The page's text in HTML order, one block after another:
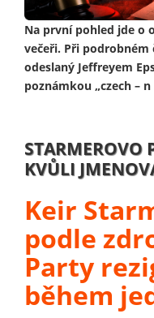
Na první pohled jde o
večeři. Při podrobném
odeslaný Jeffreyem
poznámkou „czech – n
STARMEROVO
KVŮLI
Keir
podle
Party
během